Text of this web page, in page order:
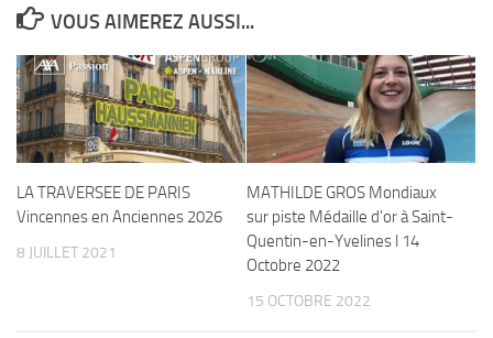
VOUS AIMEREZ AUSSI...
LA TRAVERSEE DE PARIS
Vincennes en Anciennes 2026
8 JUILLET 2021
MATHILDE GROS Mondiaux
sur piste Médaille d’or à Saint-
Quentin-en-Yvelines l 14
Octobre 2022
15 OCTOBRE 2022